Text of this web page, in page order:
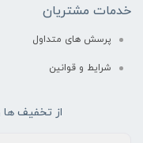
خدمات مشتریان
پرسش های متداول
شرایط و قوانین
از تخفیف ها